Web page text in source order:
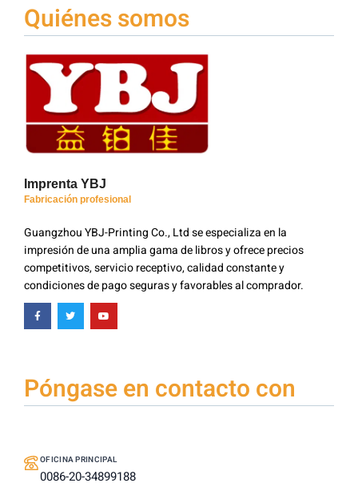
Quiénes somos
Imprenta YBJ
Fabricación profesional
Guangzhou YBJ-Printing Co., Ltd se especializa en la
impresión de una amplia gama de libros y ofrece precios
competitivos, servicio receptivo, calidad constante y
condiciones de pago seguras y favorables al comprador.
Póngase en contacto con
OFICINA PRINCIPAL
0086-20-34899188